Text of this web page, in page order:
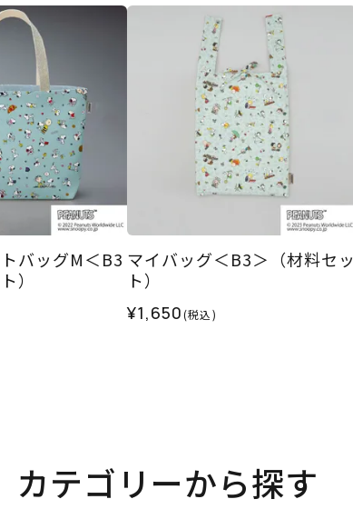
バッグM＜B3
）
マイバッグ＜B3＞（材料セッ
ト）
¥1,650(税込)
カテゴリーから探す